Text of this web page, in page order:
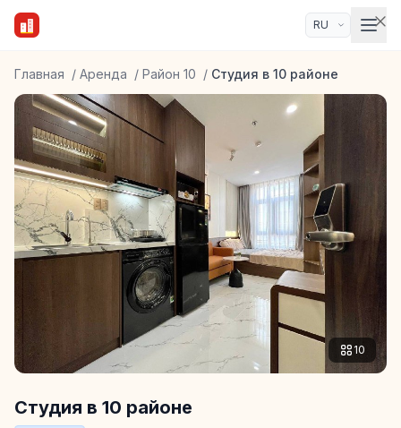
Главная / Аренда / Район 10 / Студия в 10 районе
10
Студия в 10 районе